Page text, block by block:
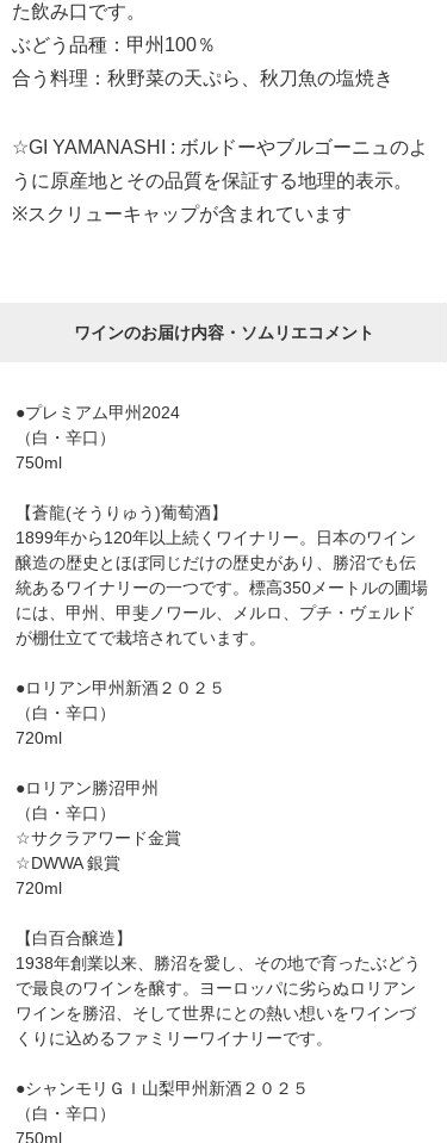
た飲み口です。
ぶどう品種：甲州100％
合う料理：秋野菜の天ぷら、秋刀魚の塩焼き
☆GI YAMANASHI : ボルドーやブルゴーニュのよ
うに原産地とその品質を保証する地理的表示。
※スクリューキャップが含まれています
ワインのお届け内容・ソムリエコメント
●プレミアム甲州2024
（白・辛口）
750ml
【蒼龍(そうりゅう)葡萄酒】
1899年から120年以上続くワイナリー。日本のワイン
醸造の歴史とほぼ同じだけの歴史があり、勝沼でも伝
統あるワイナリーの一つです。標高350メートルの圃場
には、甲州、甲斐ノワール、メルロ、プチ・ヴェルド
が棚仕立てで栽培されています。
●ロリアン甲州新酒２０２５
（白・辛口）
720ml
●ロリアン勝沼甲州
（白・辛口）
☆サクラアワード金賞
☆DWWA 銀賞
720ml
【白百合醸造】
1938年創業以来、勝沼を愛し、その地で育ったぶどう
で最良のワインを醸す。ヨーロッパに劣らぬロリアン
ワインを勝沼、そして世界にとの熱い想いをワインづ
くりに込めるファミリーワイナリーです。
●シャンモリＧＩ山梨甲州新酒２０２５
（白・辛口）
750ml